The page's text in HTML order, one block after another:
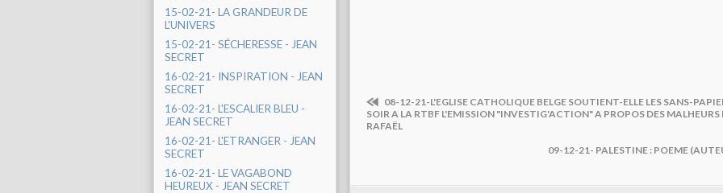
15-02-21- LA GRANDEUR DE
L'UNIVERS
15-02-21- SÉCHERESSE - JEAN
SECRET
16-02-21- INSPIRATION - JEAN
SECRET
16-02-21- L'ESCALIER BLEU -
JEAN SECRET
16-02-21- L'ETRANGER - JEAN
SECRET
16-02-21- LE VAGABOND
HEUREUX - JEAN SECRET
08-12-21-L'EGLISE CATHOLIQUE BELGE SOUTIENT-ELLE LES SANS-
SOIR A LA RTBF L'EMISSION "INVESTIG'ACTION" A PROPOS DES
RAFAËL
09-12-21- PALESTINE : POEME